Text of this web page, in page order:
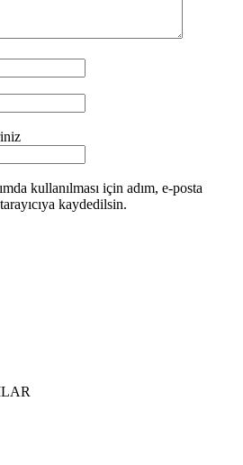
kullanılması için adım, e-posta
kaydedilsin.